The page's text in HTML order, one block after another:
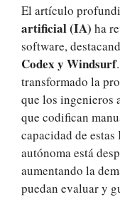
El artículo
artificial (IA) ha
software,
Codex y Windsurf
transformado la
que los ingenieros
que codifican
capacidad de
autónoma está
aumentando la
puedan evaluar y